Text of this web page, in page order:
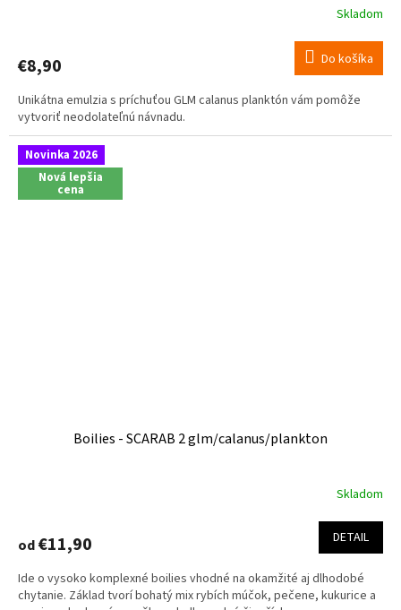
Skladom
€8,90 Do košíka
Unikátna emulzia s príchuťou GLM calanus planktón vám pomôže
vytvoriť neodolateľnú návnadu.
Novinka 2026
Nová lepšia
cena
Boilies - SCARAB 2 glm/calanus/plankton
Skladom
od€11,90 DETAIL
Ide o vysoko komplexné boilies vhodné na okamžité aj dlhodobé
chytanie. Základ tvorí bohatý mix rybích múčok, pečene, kukurice a